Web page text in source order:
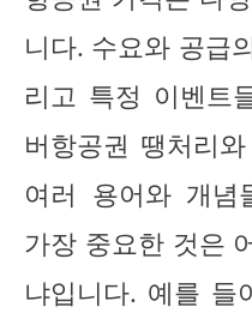
니다. 수요와 공급
리고 특정 이벤트
버항공권 땡처리
여러 용어와 개념
가장 중요한 것은
냐입니다. 예를 들